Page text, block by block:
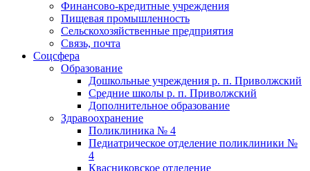
Финансово-кредитные учреждения
Пищевая промышленность
Сельскохозяйственные предприятия
Связь, почта
Соцсфера
Образование
Дошкольные учреждения р. п. Приволжский
Средние школы р. п. Приволжский
Дополнительное образование
Здравоохранение
Поликлиника № 4
Педиатрическое отделение поликлиники №
4
Квасниковское отделение